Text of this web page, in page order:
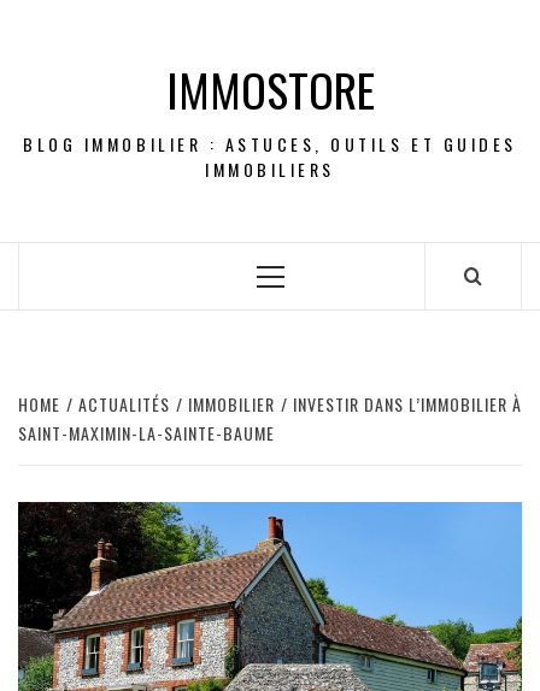
IMMOSTORE
BLOG IMMOBILIER : ASTUCES, OUTILS ET GUIDES
IMMOBILIERS
Primary
HOME ACTUALITÉS IMMOBILIER
INVESTIR DANS L’IMMOBILIER À
SAINT-MAXIMIN-LA-SAINTE-BAUME